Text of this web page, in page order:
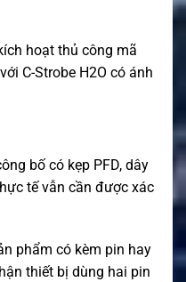
hoạt thủ công mã
C-Strobe H2O có ánh
bố có kẹp PFD, dây
tế vẫn cần được xác
phẩm có kèm pin hay
thiết bị dùng hai pin